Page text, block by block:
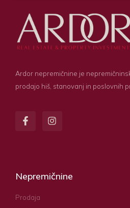
Ardor nepremičnine je
prodajo hiš, stanovanj in poslovnih
Nepremičnine
Prodaja